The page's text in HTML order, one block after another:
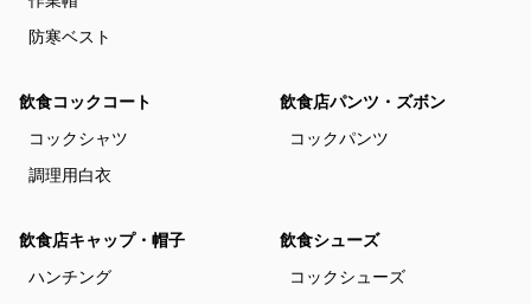
防寒ベスト
飲食コックコート
コックシャツ
調理用白衣
飲食店パンツ・ズボン
コックパンツ
飲食店キャップ・帽子
ハンチング
飲食シューズ
コックシューズ